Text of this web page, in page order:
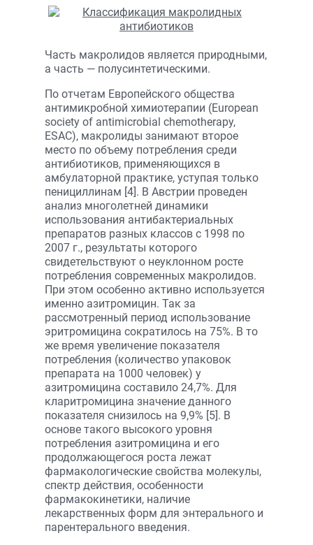
Часть макролидов является природными,
а часть — полусинтетическими.
По отчетам Европейского общества
антимикробной химиотерапии (European
society of antimicrobial chemotherapy,
ESAC), макролиды занимают второе
место по объему потребления среди
антибиотиков, применяющихся в
амбулаторной практике, уступая только
пенициллинам [4]. В Австрии проведен
анализ многолетней динамики
использования антибактериальных
препаратов разных классов с 1998 по
2007 г., результаты которого
свидетельствуют о неуклонном росте
потребления современных макролидов.
При этом особенно активно используется
именно азитромицин. Так за
рассмотренный период использование
эритромицина сократилось на 75%. В то
же время увеличение показателя
потребления (количество упаковок
препарата на 1000 человек) у
азитромицина составило 24,7%. Для
кларитромицина значение данного
показателя снизилось на 9,9% [5]. В
основе такого высокого уровня
потребления азитромицина и его
продолжающегося роста лежат
фармакологические свойства молекулы,
спектр действия, особенности
фармакокинетики, наличие
лекарственных форм для энтерального и
парентерального введения.